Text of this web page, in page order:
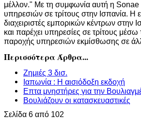
μέλλον." Με τη συμφωνία αυτή η Sonae
υπηρεσιών σε τρίτους στην Ισπανία. Η
διαχειριστές εμπορικών κέντρων στην
και παρέχει υπηρεσίες σε τρίτους
παροχής υπηρεσιών εκμίσθωσης σε
Περισσότερα Άρθρα...
Ζημιές 3 δισ.
Ιαπωνία : Η αισιόδοξη εκδοχή
Επτα μνηστήρες για την
Βουλιάζουν οι κατασκευαστικές
Σελίδα 6 από 102